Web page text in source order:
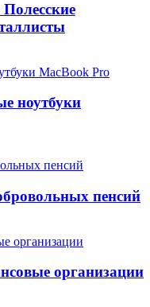
ноутбуки
пенсий
организации